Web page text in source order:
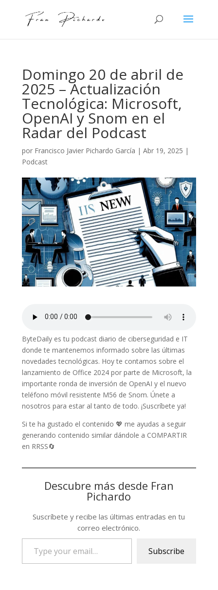
Domingo 20 de abril de
2025 – Actualización
Tecnológica: Microsoft,
OpenAI y Snom en el
Radar del Podcast
por Francisco Javier Pichardo García | Abr 19, 2025 |
Podcast
ByteDaily es tu podcast diario de ciberseguridad e IT
donde te mantenemos informado sobre las últimas
novedades tecnológicas. Hoy te contamos sobre el
lanzamiento de Office 2024 por parte de Microsoft, la
importante ronda de inversión de OpenAI y el nuevo
teléfono móvil resistente M56 de Snom. Únete a
nosotros para estar al tanto de todo. ¡Suscríbete ya!
Si te ha gustado el contenido 💖 me ayudas a seguir
generando contenido similar dándole a COMPARTIR
en RRSS🔄
Descubre más desde Fran
Pichardo
Suscríbete y recibe las últimas entradas en tu
correo electrónico.
email…
Subscribe